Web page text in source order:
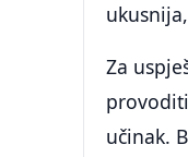
Za
učinak.